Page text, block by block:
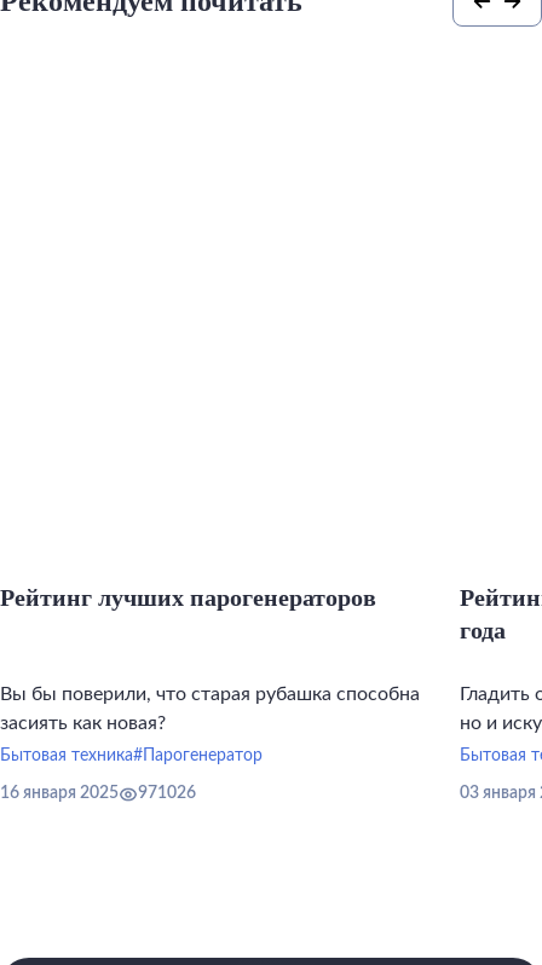
Рейтинг лучших парогенераторов
Вы бы поверили, что старая рубашка способна
засиять как новая?
Бытовая техника#Парогенератор
16 января 2025 971026
года
Гладить
но и
Бытовая
03 января